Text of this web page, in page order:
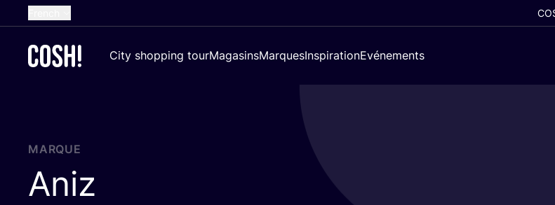
Dutch
Croatian
City shopping tourMagasinsMarquesInspirationEvénements
MARQUE
Aniz